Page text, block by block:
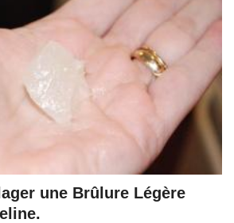
une Brûlure Légère